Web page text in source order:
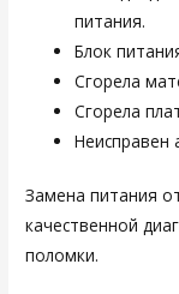
питания.
Блок
Сгорела
Сгорела
Неисправен
Замена питания
качественной
поломки.